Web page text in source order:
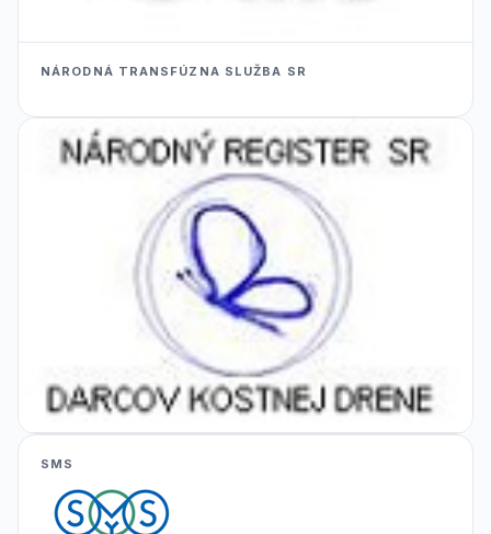
NÁRODNÁ TRANSFÚZNA SLUŽBA SR
SMS